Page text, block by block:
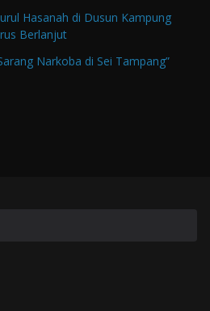
Hasanah di Dusun Kampung
Berlanjut
Narkoba di Sei Tampang”